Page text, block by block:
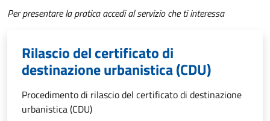
Per presentare la pratica accedi al servizio che ti interessa
Rilascio del certificato di
destinazione urbanistica (CDU)
Procedimento di rilascio del certificato di destinazione
urbanistica (CDU)